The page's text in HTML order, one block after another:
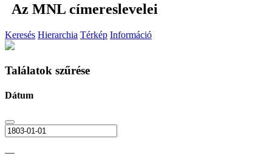
Az MNL címereslevelei
Keresés Hierarchia Térkép Információ
Találatok szűrése
Dátum
—